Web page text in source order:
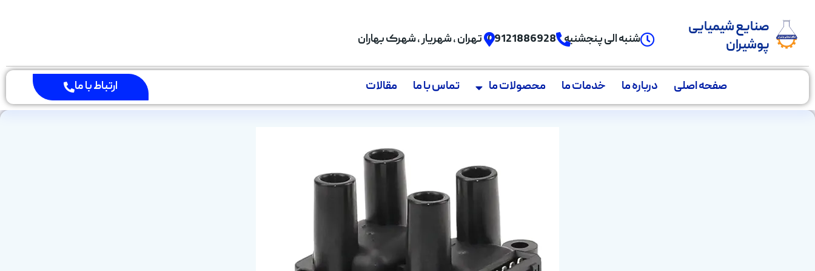
صنایع شیمیایی
پوشیران
شنبه الی پنجشنبه 09121886928 تهران , شهریار , شهرک بهاران
صفحه اصلی درباره ما خدمات ما محصولات ما تماس با ما مقالات ارتباط با ما